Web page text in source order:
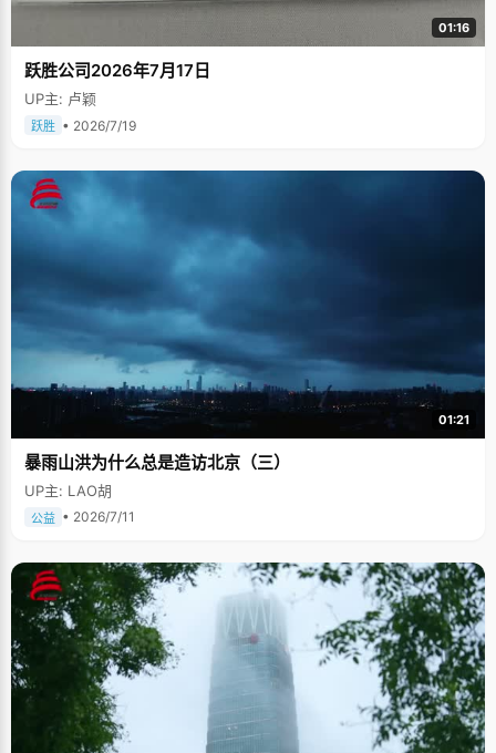
01:16
跃胜公司2026年7月17日
UP主: 卢颖
跃胜 • 2026/7/19
01:21
暴雨山洪为什么总是造访北京（三）
UP主: LAO胡
公益 • 2026/7/11